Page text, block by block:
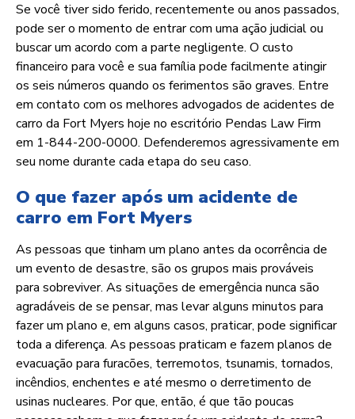
Se você tiver sido ferido, recentemente ou anos passados,
pode ser o momento de entrar com uma ação judicial ou
buscar um acordo com a parte negligente. O custo
financeiro para você e sua família pode facilmente atingir
os seis números quando os ferimentos são graves. Entre
em contato com os melhores advogados de acidentes de
carro da Fort Myers hoje no escritório Pendas Law Firm
em 1-844-200-0000. Defenderemos agressivamente em
seu nome durante cada etapa do seu caso.
O que fazer após um acidente de
carro em Fort Myers
As pessoas que tinham um plano antes da ocorrência de
um evento de desastre, são os grupos mais prováveis
para sobreviver. As situações de emergência nunca são
agradáveis de se pensar, mas levar alguns minutos para
fazer um plano e, em alguns casos, praticar, pode significar
toda a diferença. As pessoas praticam e fazem planos de
evacuação para furacões, terremotos, tsunamis, tornados,
incêndios, enchentes e até mesmo o derretimento de
usinas nucleares. Por que, então, é que tão poucas